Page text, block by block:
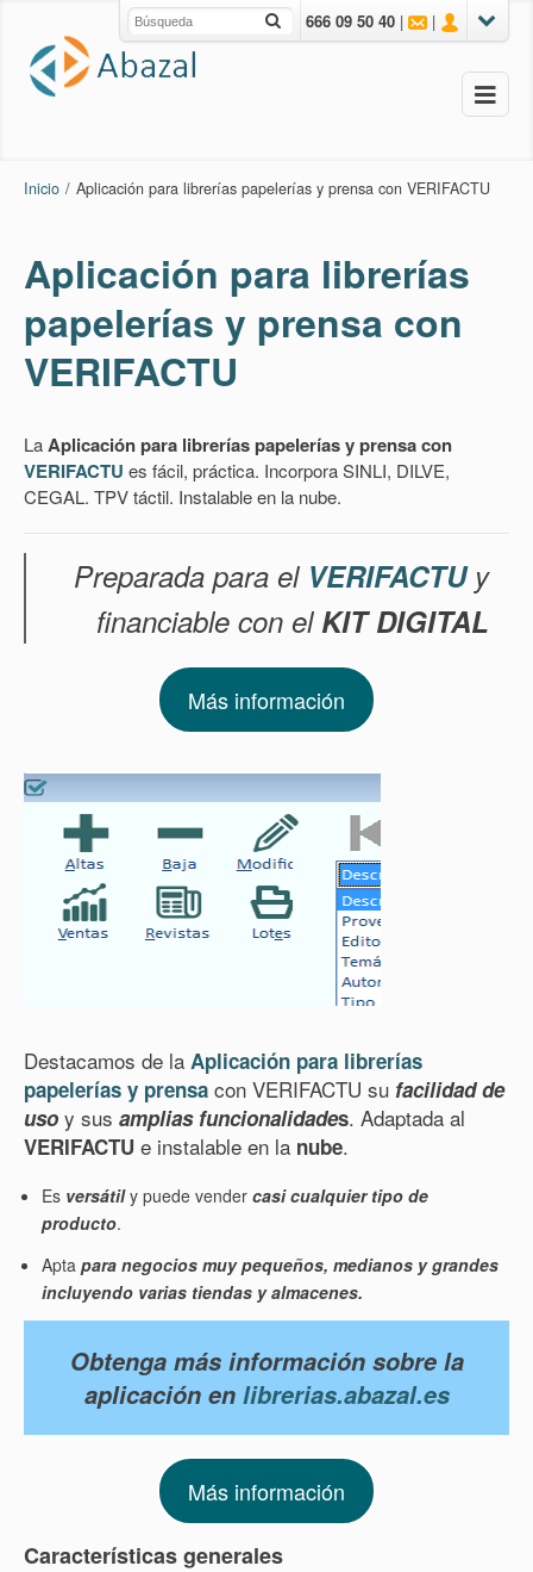
666 09 50 40 | |
Inicio / Aplicación para librerías papelerías y prensa con VERIFACTU
Aplicación para librerías
papelerías y prensa con
VERIFACTU
LaAplicación para librerías papelerías y prensa con
VERIFACTU es fácil, práctica. Incorpora SINLI, DILVE,
CEGAL. TPV táctil. Instalable en la nube.
Preparada para el VERIFACTUy
financiable con el KIT DIGITAL
Más información
Destacamos de la Aplicación para librerías
papelerías y prensa con VERIFACTU su facilidad de
uso y sus amplias funcionalidades. Adaptada al
VERIFACTU e instalable en la nube.
Es versátily puede vender casi cualquier tipo de
producto.
Apta para negocios muy pequeños, medianos y grandes
incluyendo varias tiendas y almacenes.
Obtenga más información sobre la
aplicación en librerias.abazal.es
Más información
Características generales